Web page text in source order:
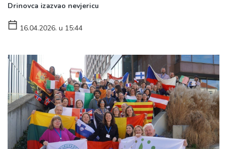
Drinovca izazvao nevjericu
16.04.2026. u 15:44